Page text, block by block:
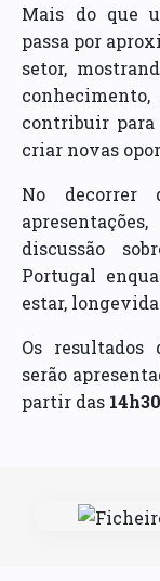
Mais do que
passa por
setor,
contribuir para
criar novas
No decorrer
discussão
Portugal
estar,
Os resultados
serão
partir das 14h30